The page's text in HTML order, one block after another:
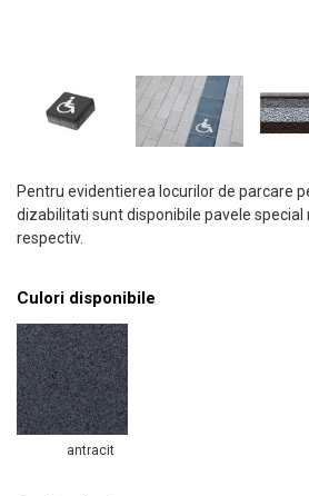
Pentru evidentierea locurilor de parcare
dizabilitati sunt disponibile pavele special
respectiv.
Culori disponibile
antracit